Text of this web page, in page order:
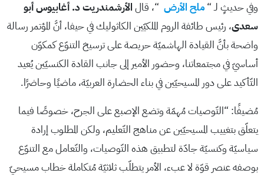
وفي حديثٍ لـ “ملح الأرض “، قال الأرشمندريت د. أغابيوس أبو
سعدى، رئيس طائفة الروم الملكيّين الكاثوليك في حيفا، أنَّ المؤتمر رسالة
واضحة بأنَّ القيادة الهاشميّة حريصة على ترسيخ التنوّع كمكوّن
أساسيّ في مجتمعاتنا، وحضور الأمير إلى جانب القادة الكنسيّين يُعيد
التّأكيد على دور المسيحيّين في بناء الحضارة العربيّة، ماضيًا وحاضرًا.
مُضيفًا: “التّوصيات مُهمّة وتضع الإصبع على الجرح، خصوصًا فيما
يتعلّق بتغييب المسيحيّين عن مناهج التّعليم، ولكن المطلوب إرادة
سياسيّة وكنسيّة جادّة لتطبيق هذه التّوصيات، والتّعامل مع التنوّع
بوصفه عنصر قوّة لا عبء، الأمر يتطلّب ثلاثيّة مُتكاملة خطاب مسيحيّ